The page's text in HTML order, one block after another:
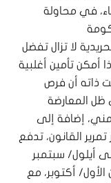
في محاولة
لا تزال تفضل
أمكن تأمين أغلبية
ذاته أن فرص
ظل المعارضة
إضافة إلى
القانون، تدفع
إلى أيلول/ سبتمبر
أكتوبر، مع